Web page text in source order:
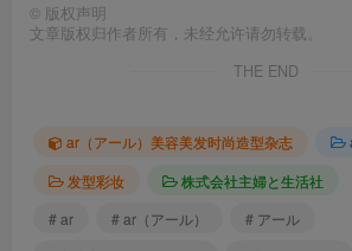
© 版权声明
文章版权归作者所有，未经允许请勿转载。
THE END
ar（アール）美容美发时尚造型杂志
发型彩妆
株式会社主婦と生活社
# ar
# ar（アール）
# アール